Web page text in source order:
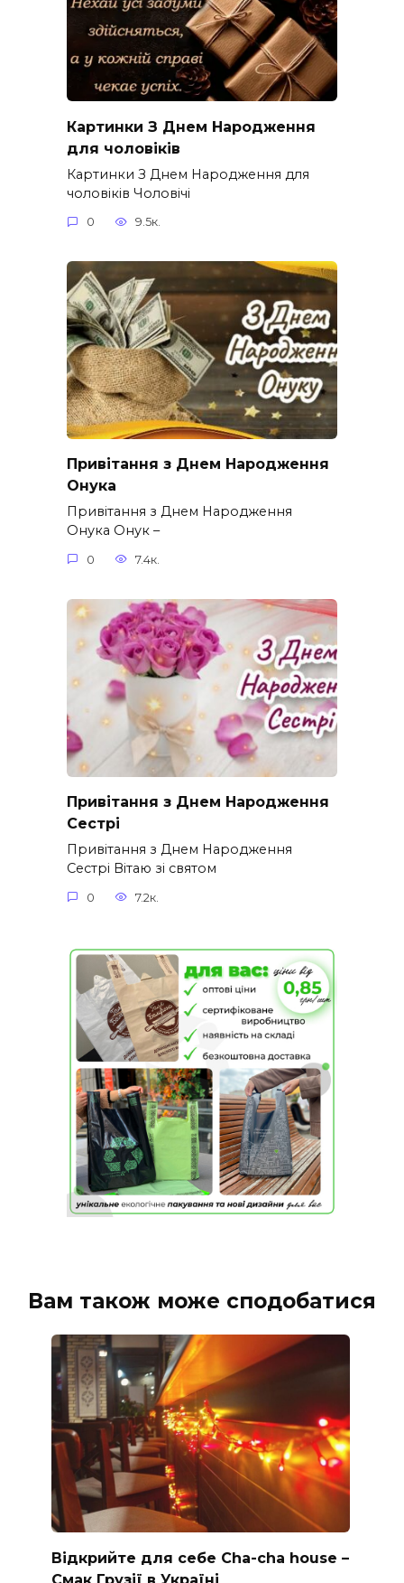
Картинки З Днем Народження
для чоловіків​
Картинки З Днем Народження для
чоловіків​ Чоловічі
0 9.5к.
Привітання з Днем Народження
Онука
Привітання з Днем Народження
Онука Онук –
0 7.4к.
Привітання з Днем Народження
Сестрі
Привітання з Днем Народження
Сестрі Вітаю зі святом
0 7.2к.
Вам також може сподобатися
Відкрийте для себе Cha-cha house –
Смак Грузії в Україні